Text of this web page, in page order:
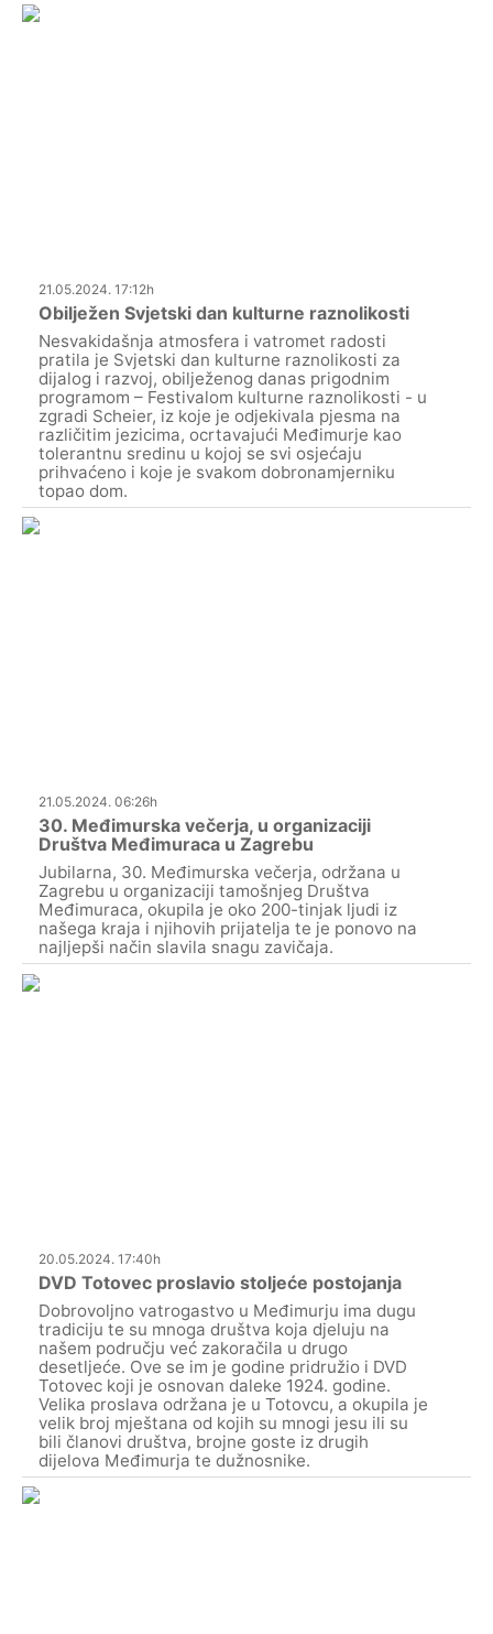
21.05.2024. 17:12h
Obilježen Svjetski dan kulturne raznolikosti
Nesvakidašnja atmosfera i vatromet radosti
pratila je Svjetski dan kulturne raznolikosti za
dijalog i razvoj, obilježenog danas prigodnim
programom – Festivalom kulturne raznolikosti - u
zgradi Scheier, iz koje je odjekivala pjesma na
različitim jezicima, ocrtavajući Međimurje kao
tolerantnu sredinu u kojoj se svi osjećaju
prihvaćeno i koje je svakom dobronamjerniku
topao dom.
21.05.2024. 06:26h
30. Međimurska večerja, u organizaciji
Društva Međimuraca u Zagrebu
Jubilarna, 30. Međimurska večerja, održana u
Zagrebu u organizaciji tamošnjeg Društva
Međimuraca, okupila je oko 200-tinjak ljudi iz
našega kraja i njihovih prijatelja te je ponovo na
najljepši način slavila snagu zavičaja.
20.05.2024. 17:40h
DVD Totovec proslavio stoljeće postojanja
Dobrovoljno vatrogastvo u Međimurju ima dugu
tradiciju te su mnoga društva koja djeluju na
našem području već zakoračila u drugo
desetljeće. Ove se im je godine pridružio i DVD
Totovec koji je osnovan daleke 1924. godine.
Velika proslava održana je u Totovcu, a okupila je
velik broj mještana od kojih su mnogi jesu ili su
bili članovi društva, brojne goste iz drugih
dijelova Međimurja te dužnosnike.